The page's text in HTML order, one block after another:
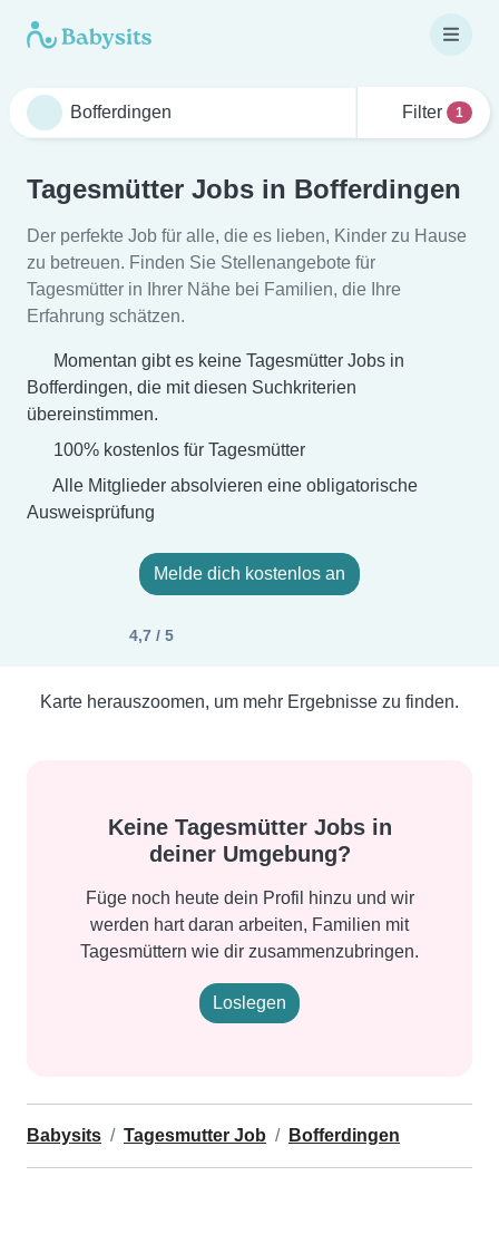
Filter 1
Tagesmütter Jobs in Bofferdingen
Der perfekte Job für alle, die es lieben, Kinder zu Hause
zu betreuen. Finden Sie Stellenangebote für
Tagesmütter in Ihrer Nähe bei Familien, die Ihre
Erfahrung schätzen.
Momentan gibt es keine Tagesmütter Jobs in
Bofferdingen, die mit diesen Suchkriterien
übereinstimmen.
100% kostenlos für Tagesmütter
Alle Mitglieder absolvieren eine obligatorische
Ausweisprüfung
Melde dich kostenlos an
4,7 / 5
Karte herauszoomen, um mehr Ergebnisse zu finden.
Keine Tagesmütter Jobs in
deiner Umgebung?
Füge noch heute dein Profil hinzu und wir
werden hart daran arbeiten, Familien mit
Tagesmüttern wie dir zusammenzubringen.
Loslegen
Babysits Tagesmutter Job Bofferdingen